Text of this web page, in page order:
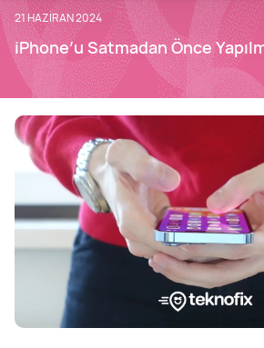
21 HAZIRAN 2024
iPhone’u Satmadan Önce